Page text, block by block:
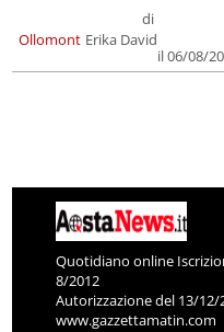
Ollomont
di
Erika David
il 06/08/
Quotidiano online
8/2012
Autorizzazione del 13/12/
www.gazzettamatin.com